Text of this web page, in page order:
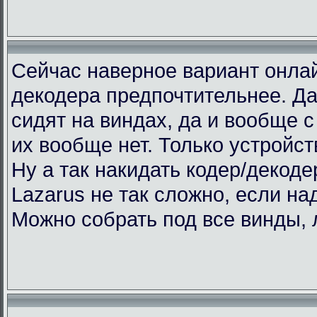
Сейчас наверное вариант
декодера предпочтительнее.
сидят на виндах, да и вообще с
их вообще нет. Только
Ну а так накидать кодер/
Lazarus не так сложно, если
Можно собрать под все винды,